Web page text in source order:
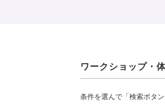
ワークショップ・
条件を選んで「検索ボタ